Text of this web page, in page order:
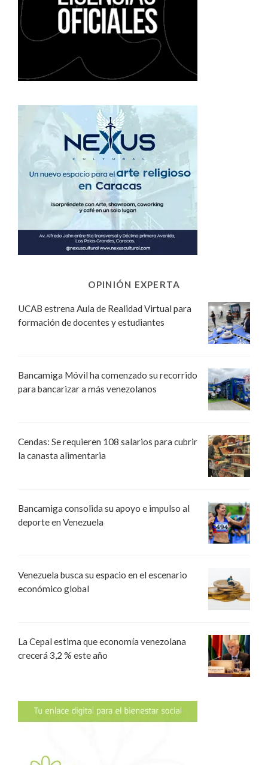
OPINIÓN EXPERTA
UCAB estrena Aula de Realidad Virtual para
formación de docentes y estudiantes
Bancamiga Móvil ha comenzado su recorrido
para bancarizar a más venezolanos
Cendas: Se requieren 108 salarios para cubrir
la canasta alimentaria
Bancamiga consolida su apoyo e impulso al
deporte en Venezuela
Venezuela busca su espacio en el escenario
económico global
La Cepal estima que economía venezolana
crecerá 3,2 % este año